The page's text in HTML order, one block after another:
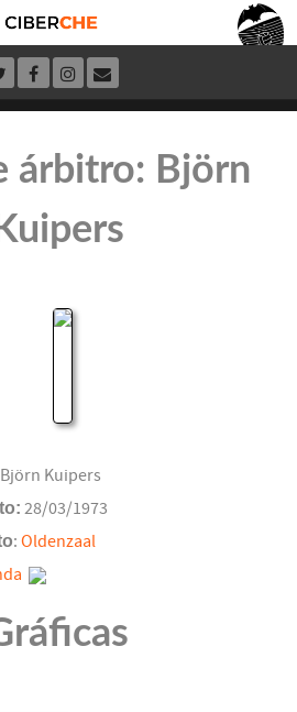
árbitro: Björn
Kuipers
Björn Kuipers
28/03/1973
: Oldenzaal